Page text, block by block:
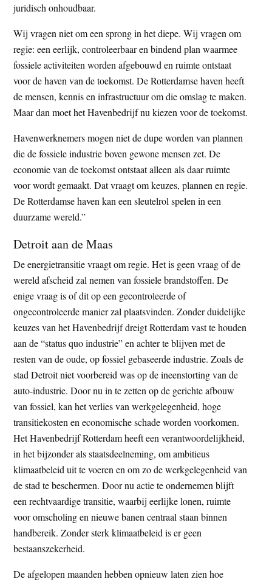
juridisch onhoudbaar.
Wij vragen niet om een sprong in het diepe. Wij vragen om
regie: een eerlijk, controleerbaar en bindend plan waarmee
fossiele activiteiten worden afgebouwd en ruimte ontstaat
voor de haven van de toekomst. De Rotterdamse haven heeft
de mensen, kennis en infrastructuur om die omslag te maken.
Maar dan moet het Havenbedrijf nu kiezen voor de toekomst.
Havenwerknemers mogen niet de dupe worden van plannen
die de fossiele industrie boven gewone mensen zet. De
economie van de toekomst ontstaat alleen als daar ruimte
voor wordt gemaakt. Dat vraagt om keuzes, plannen en regie.
De Rotterdamse haven kan een sleutelrol spelen in een
duurzame wereld.”
Detroit aan de Maas
De energietransitie vraagt om regie. Het is geen vraag of de
wereld afscheid zal nemen van fossiele brandstoffen. De
enige vraag is of dit op een gecontroleerde of
ongecontroleerde manier zal plaatsvinden. Zonder duidelijke
keuzes van het Havenbedrijf dreigt Rotterdam vast te houden
aan de “status quo industrie” en achter te blijven met de
resten van de oude, op fossiel gebaseerde industrie. Zoals de
stad Detroit niet voorbereid was op de ineenstorting van de
auto-industrie. Door nu in te zetten op de gerichte afbouw
van fossiel, kan het verlies van werkgelegenheid, hoge
transitiekosten en economische schade worden voorkomen.
Het Havenbedrijf Rotterdam heeft een verantwoordelijkheid,
in het bijzonder als staatsdeelneming, om ambitieus
klimaatbeleid uit te voeren en om zo de werkgelegenheid van
de stad te beschermen. Door nu actie te ondernemen blijft
een rechtvaardige transitie, waarbij eerlijke lonen, ruimte
voor omscholing en nieuwe banen centraal staan binnen
handbereik. Zonder sterk klimaatbeleid is er geen
bestaanszekerheid.
De afgelopen maanden hebben opnieuw laten zien hoe